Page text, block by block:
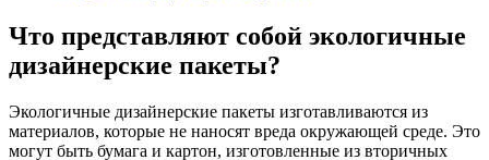
Что представляют собой экологичные
дизайнерские пакеты?
Экологичные дизайнерские пакеты изготавливаются из
материалов, которые не наносят вреда окружающей среде. Это
могут быть бумага и картон, изготовленные из вторичных